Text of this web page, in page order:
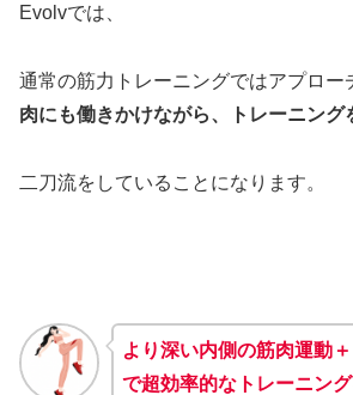
Evolvでは、
通常の筋力トレーニングではアプロー
肉にも働きかけながら、トレーニング
二刀流をしていることになります。
より深い内側の筋肉運動
で超効率的なトレーニン